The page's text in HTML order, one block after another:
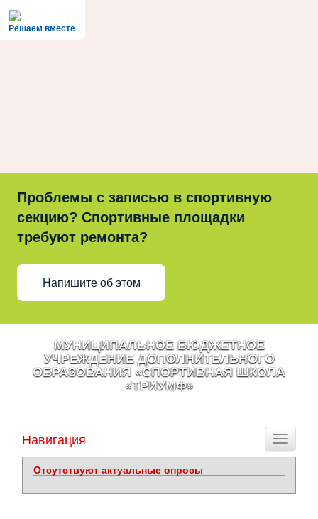
Решаем вместе
Проблемы с записью в спортивную
секцию? Спортивные площадки
требуют ремонта?
Напишите об этом
МУНИЦИПАЛЬНОЕ БЮДЖЕТНОЕ
УЧРЕЖДЕНИЕ ДОПОЛНИТЕЛЬНОГО
ОБРАЗОВАНИЯ «СПОРТИВНАЯ ШКОЛА
«ТРИУМФ»
Toggle
Навигация
Отсутствуют актуальные опросы